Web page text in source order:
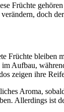
Früchte
doch
Aufbau,
zeigen ihre
Aroma,
Allerdings